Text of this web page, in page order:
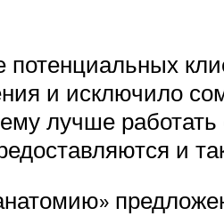
потенциальных
и исключило
лучше
и